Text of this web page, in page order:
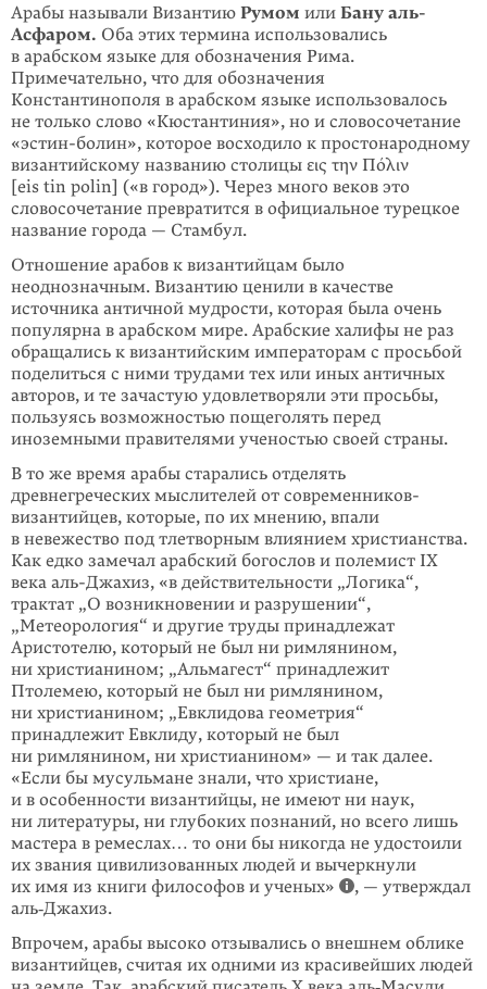
Арабы называли Византию Румом или Бану аль-
Асфаром. Оба этих термина использовались
в арабском языке для обозначения Рима.
Примечательно, что для обозначения
Константинополя в арабском языке использовалось
не только слово «Кюстантиния», но и словосочетание
«эстин-болин», которое восходило к простонародному
византийскому названию столицы εις την Πόλιν
[eis tin polin] («в город»). Через много веков это
словосочетание превратится в официальное турецкое
название города — Стамбул.
Отношение арабов к византийцам было
неоднозначным. Византию ценили в качестве
источника античной мудрости, которая была очень
популярна в арабском мире. Арабские халифы не раз
обращались к византийским императорам с просьбой
поделиться с ними трудами тех или иных античных
авторов, и те зачастую удовлетворяли эти просьбы,
пользуясь возможностью пощеголять перед
иноземными правителями ученостью своей страны.
В то же время арабы старались отделять
древнегреческих мыслителей от современников-
византийцев, которые, по их мнению, впали
в невежество под тлетворным влиянием христианства.
Как едко замечал арабский богослов и полемист IX
века аль-Джахиз, «в действительности „Логика“,
трактат „О возникновении и разрушении“,
„Метеорология“ и другие труды принад­лежат
Аристотелю, который не был ни римлянином,
ни христианином; „Альмагест“ принадлежит
Птолемею, который не был ни римлянином,
ни христианином; „Евклидова геометрия“
принадлежит Евклиду, который не был
ни римлянином, ни христианином» — и так далее.
«Если бы мусульмане знали, что христиане,
и в особенности византийцы, не имеют ни наук,
ни литературы, ни глубоких познаний, но всего лишь
мастера в ремеслах… то они бы никогда не удостоили
их звания цивилизованных людей и вычеркнули
их имя из книги философов и ученых»
, — утверждал
аль‑Джахиз.
Впрочем, арабы высоко отзывались о внешнем облике
византийцев, считая их одними из красивейших людей